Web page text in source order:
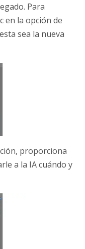
Para
en la opción de
sea la nueva
proporciona
a la IA cuándo y